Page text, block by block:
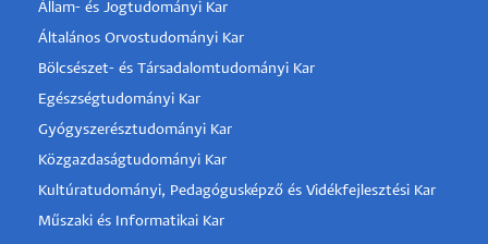
Állam- és Jogtudományi Kar
Általános Orvostudományi Kar
Bölcsészet- és Társadalomtudományi Kar
Egészségtudományi Kar
Gyógyszerésztudományi Kar
Közgazdaságtudományi Kar
Kultúratudományi, Pedagógusképző és Vidékfejlesztési Kar
Műszaki és Informatikai Kar